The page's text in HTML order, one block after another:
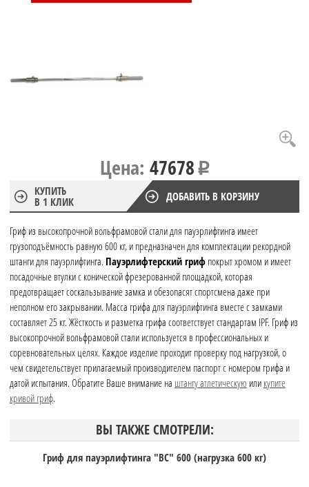
Цена: 47678
КУПИТЬ
В 1 КЛИК
ДОБАВИТЬ В КОРЗИНУ
Гриф из высокопрочной вольфрамовой стали для пауэрлифтинга имеет
грузоподъёмность равную 600 кг, и предназначен для комплектации рекордной
штанги для пауэрлифтинга. Пауэрлифтерский грифпокрыт хромом и имеет
посадочные втулки с конической фрезерованной площадкой, которая
предотвращает соскальзывание замка и обезопасят спортсмена даже при
неполном его закрывании. Масса грифа для пауэрлифтинга вместе с замками
составляет 25 кг. Жёсткость и разметка грифа соответствует стандартам IPF. Гриф из
высокопрочной вольфрамовой стали используется в профессиональных и
соревновательных целях. Каждое изделие проходит проверку под нагрузкой, о
чем свидетельствует прилагаемый производителем паспорт с номером грифа и
датой испытания. Обратите Ваше внимание на штангу атлетическую иликупите
кривой гриф.
ВЫ ТАКЖЕ СМОТРЕЛИ:
Гриф для пауэрлифтинга "ВС" 600 (нагрузка 600 кг)